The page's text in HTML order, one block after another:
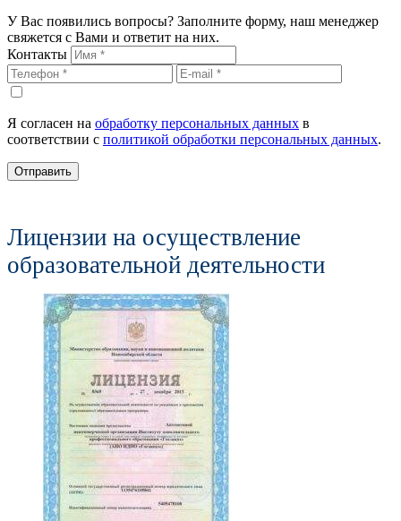
У Вас появились вопросы? Заполните форму, наш менеджер
свяжется с Вами и ответит на них.
Контакты
Я согласен на обработку персональных данных в
соответствии с политикой обработки персональных данных.
Отправить
Лицензии на осуществление
образовательной деятельности